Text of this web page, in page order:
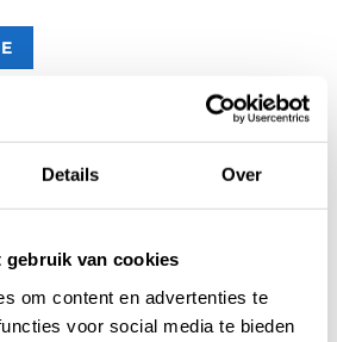
Details Over
gebruik van cookies
om content en advertenties te
voor social media te bieden
,Ultimate Darts Cards